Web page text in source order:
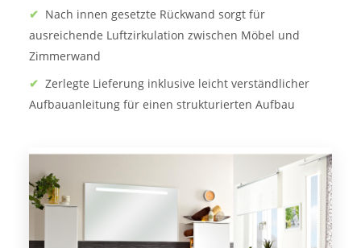
✔ Nach innen gesetzte Rückwand sorgt für
ausreichende Luftzirkulation zwischen Möbel und
Zimmerwand
✔ Zerlegte Lieferung inklusive leicht verständlicher
Aufbauanleitung für einen strukturierten Aufbau